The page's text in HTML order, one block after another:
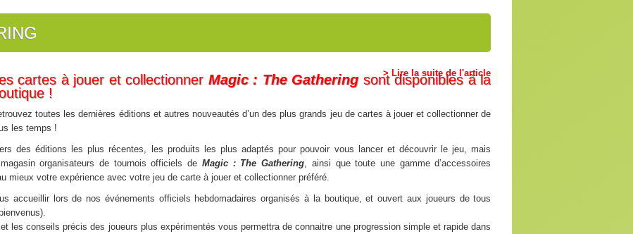
> Lire la suite de l'article
cartes à jouer et collectionner Magic : The Gatheringsont disponibles à la
!
toutes les dernières éditions et autres nouveautés d’un des plus grands jeu de cartes à jouer et collectionner de
les temps !
des éditions les plus récentes, les produits les plus adaptés pour pouvoir vous lancer et découvrir le jeu, mais
organisateurs de tournois officiels de Magic : The Gathering, ainsi que toute une gamme d’accessoires
mieux votre expérience avec votre jeu de carte à jouer et collectionner préféré.
accueillir lors de nos événements officiels hebdomadaires organisés à la boutique, et ouvert aux joueurs de tous
les conseils précis des joueurs plus expérimentés vous permettra de connaitre une progression simple et rapide dans